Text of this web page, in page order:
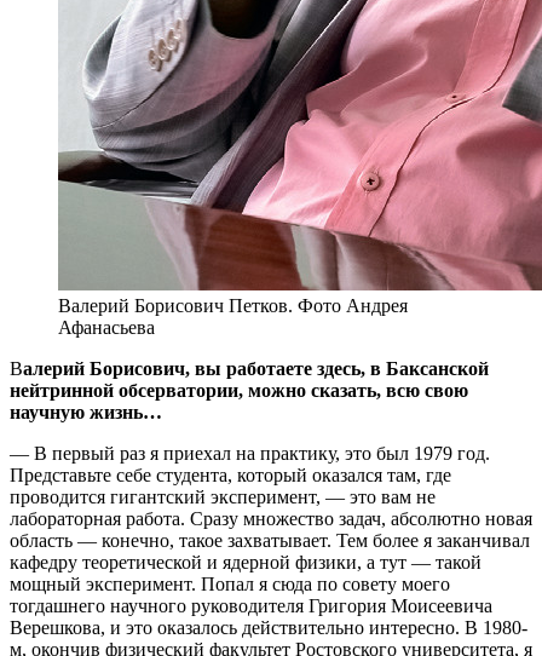
Валерий Борисович Петков. Фото Андрея
Афанасьева
Валерий Борисович, вы работаете здесь, в Баксанской
нейтринной обсерватории, можно сказать, всю свою
научную жизнь…
— В первый раз я приехал на практику, это был 1979 год.
Представьте себе студента, который оказался там, где
проводится гигантский эксперимент, — это вам не
лабораторная работа. Сразу множество задач, абсолютно новая
область — конечно, такое захватывает. Тем более я заканчивал
кафедру теоретической и ядерной физики, а тут — такой
мощный эксперимент. Попал я сюда по совету моего
тогдашнего научного руководителя Григория Моисеевича
Верешкова, и это оказалось действительно интересно. В 1980-
м, окончив физический факультет Ростовского университета, я